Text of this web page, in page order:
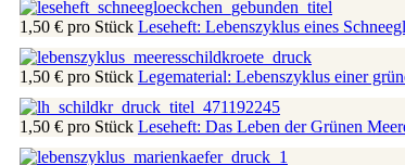
1,50 € pro Stück Leseheft: Lebenszyklus eines
1,50 € pro Stück Legematerial: Lebenszyklus einer
1,50 € pro Stück Leseheft: Das Leben der Grünen